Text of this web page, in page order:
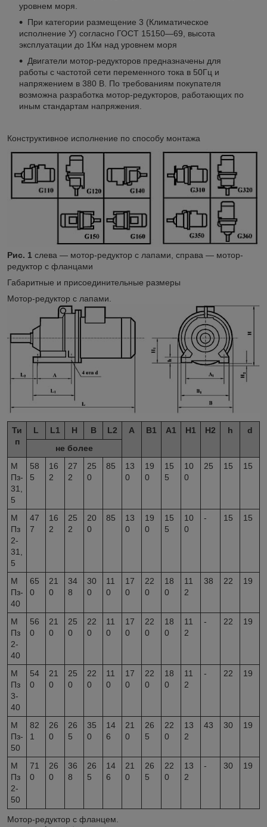
уровнем моря.
При категории размещение 3 (Климатическое
исполнение У) согласно ГОСТ 15150—69, высота
эксплуатации до 1Км над уровнем моря
Двигатели мотор-редукторов предназначены для
работы с частотой сети переменного тока в 50Гц и
напряжением в 380 В. По требованиям покупателя
возможна разработка мотор-редукторов, работающих по
иным стандартам напряжения.
Конструктивное исполнение по способу монтажа
Рис. 1 слева — мотор-редуктор с лапами, справа — мотор-
редуктор с фланцами
Габаритные и присоединительные размеры
Мотор-редуктор с лапами.
Ти
п
L L1 H B L2 A B1 A1 H1 H2 h
d
не более
М
Пз-
31,
5
58
5
16
2
27
2
25
0
85
13
0
19
0
15
5
10
0
25 15 15
М
Пз
2-
31,
5
47
7
16
2
25
2
20
0
85
13
0
19
0
15
5
10
0
- 15 15
М
Пз-
40
65
0
21
0
34
8
30
0
11
0
17
0
22
0
18
0
11
2
38 22 19
М
Пз
2-
40
56
0
21
0
25
0
22
0
11
0
17
0
22
0
18
0
11
2
- 22 19
М
Пз
3-
40
54
0
21
0
25
0
22
0
11
0
17
0
22
0
18
0
11
2
- 22 19
М
Пз-
50
82
1
26
0
26
5
35
0
14
6
21
0
26
5
22
0
13
2
43 30 19
М
Пз
2-
50
71
0
26
0
36
8
26
5
14
6
21
0
26
5
22
0
13
2
- 30 19
Мотор-редуктор с фланцем.